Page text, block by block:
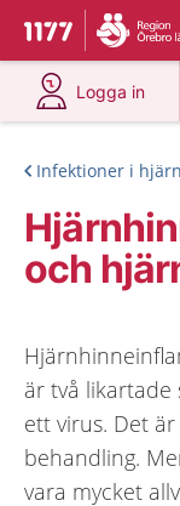
Till startsidan för
Du har
Logga in
på 1177.se
Infektioner i
och
är två likartade
ett virus. Det
behandling.
vara mycket